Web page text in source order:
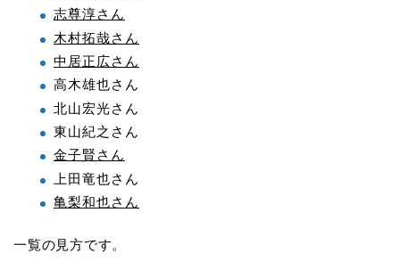
志尊淳さん
木村拓哉さん
中居正広さん
高木雄也さん
北山宏光さん
東山紀之さん
金子賢さん
上田竜也さん
亀梨和也さん
一覧の見方です。